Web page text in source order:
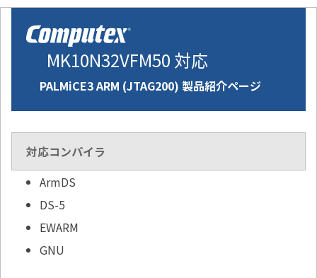
MK10N32VFM50 対応
PALMiCE3 ARM (JTAG200) 製品紹介ページ
対応コンパイラ
ArmDS
DS-5
EWARM
GNU